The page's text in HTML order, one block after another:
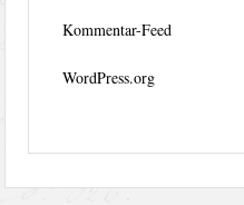
Kommentar-Feed
WordPress.org